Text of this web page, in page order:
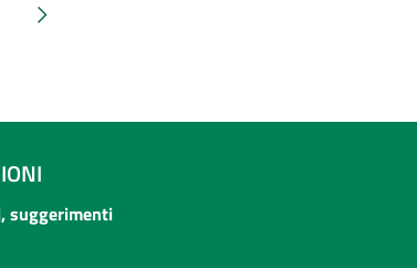
Successivi 20 elementi
suggerimenti